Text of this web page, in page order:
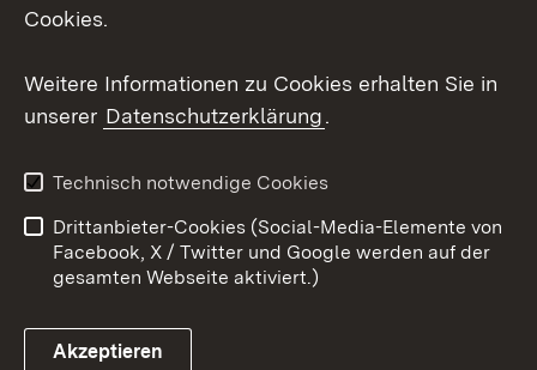
Youtube
Link zum Landesportal
Kontakt
Datenschutz
Barrierefreiheit
Impressum Cookies
Cookies.
Weitere Informationen zu Cookies erhalten Sie in
unserer Datenschutzerklärung.
Technisch notwendige Cookies
Drittanbieter-Cookies (Social-Media-Elemente von
Facebook, X / Twitter und Google werden auf der
gesamten Webseite aktiviert.)
Akzeptieren